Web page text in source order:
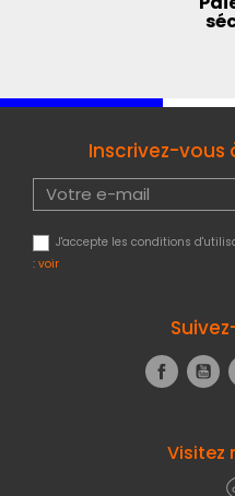
Inscrivez-vous
J'accepte les conditions
: voir
Visitez